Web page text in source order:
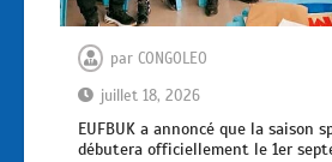
par CONGOLEO
juillet 18, 2026
EUFBUK a annoncé que la saison
débutera officiellement le 1er